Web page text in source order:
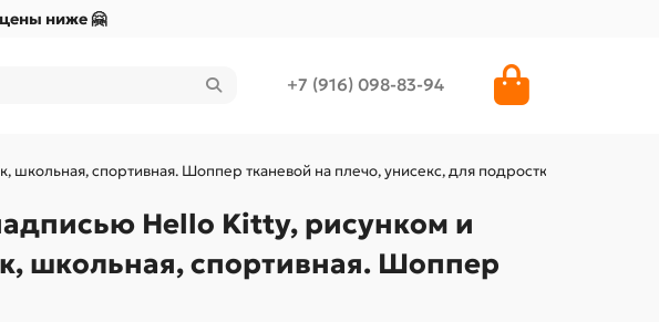
ниже 🤗
+7 (916) 098-83-94
спортивная. Шоппер тканевой на плечо, унисекс, для подростка.
Hello Kitty, рисунком и
школьная, спортивная. Шоппер